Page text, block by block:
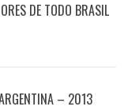
DE TODO BRASIL
– 2013